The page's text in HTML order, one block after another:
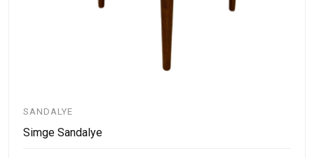
SANDALYE
Simge Sandalye